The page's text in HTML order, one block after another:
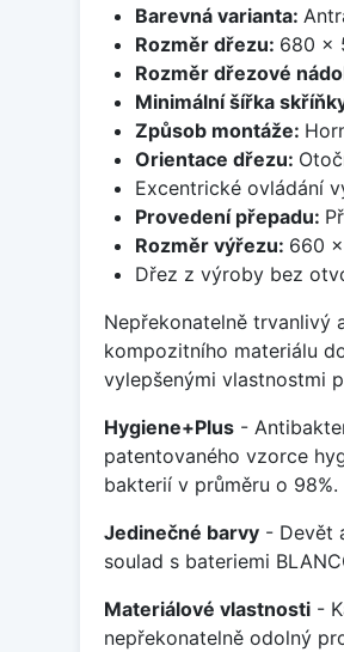
Barevná varianta:
Rozměr dřezu: 680 x
Rozměr dřezové
Minimální šířka
Způsob montáže:
Orientace dřezu:
Excentrické ovládání
Provedení přepadu:
Rozměr výřezu: 660
Dřez z výroby bez
Nepřekonatelně trvanlivý
kompozitního materiálu
vylepšenými vlastnostmi
Hygiene+Plus -
patentovaného vzorce
bakterií v průměru o 98%.
Jedinečné barvy - Devět
soulad s bateriemi
Materiálové vlastnosti -
nepřekonatelně odolný